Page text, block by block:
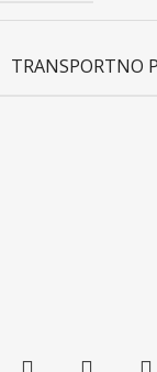
TRANSPORTNO